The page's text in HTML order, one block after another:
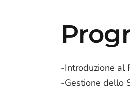
-Introduzione al
-Gestione dello